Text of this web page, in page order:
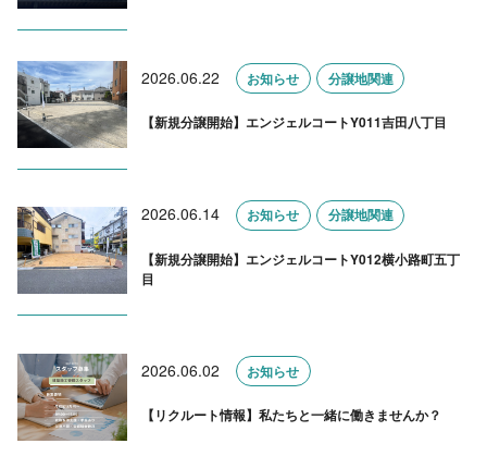
2026.06.22 お知らせ 分譲地関連
【新規分譲開始】エンジェルコートY011吉田八丁目
2026.06.14 お知らせ 分譲地関連
【新規分譲開始】エンジェルコートY012横小路町五丁
目
2026.06.02 お知らせ
【リクルート情報】私たちと一緒に働きませんか？